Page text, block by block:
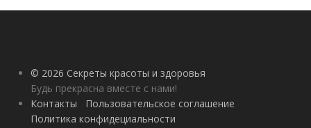
природного и
© 2026 Секреты красоты и здоровья
Будь прекрасна вместе с нами!
Контакты
Пользовательское соглашение
Политика конфидециальности